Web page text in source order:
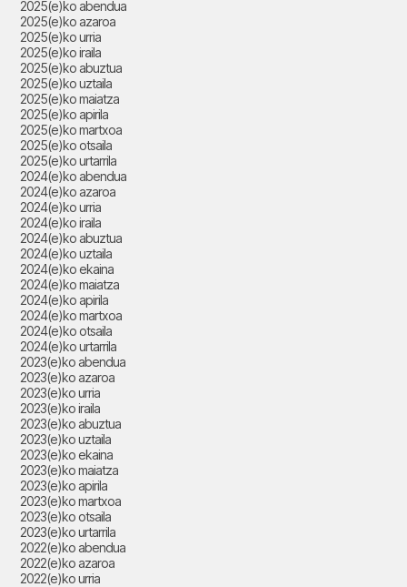
2025(e)ko abendua
2025(e)ko azaroa
2025(e)ko urria
2025(e)ko iraila
2025(e)ko abuztua
2025(e)ko uztaila
2025(e)ko maiatza
2025(e)ko apirila
2025(e)ko martxoa
2025(e)ko otsaila
2025(e)ko urtarrila
2024(e)ko abendua
2024(e)ko azaroa
2024(e)ko urria
2024(e)ko iraila
2024(e)ko abuztua
2024(e)ko uztaila
2024(e)ko ekaina
2024(e)ko maiatza
2024(e)ko apirila
2024(e)ko martxoa
2024(e)ko otsaila
2024(e)ko urtarrila
2023(e)ko abendua
2023(e)ko azaroa
2023(e)ko urria
2023(e)ko iraila
2023(e)ko abuztua
2023(e)ko uztaila
2023(e)ko ekaina
2023(e)ko maiatza
2023(e)ko apirila
2023(e)ko martxoa
2023(e)ko otsaila
2023(e)ko urtarrila
2022(e)ko abendua
2022(e)ko azaroa
2022(e)ko urria